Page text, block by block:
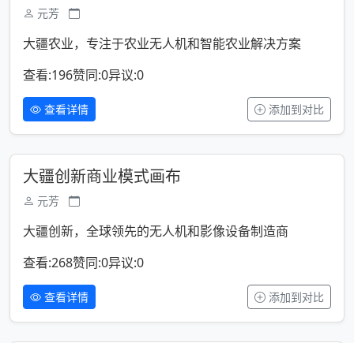
元芳
大疆农业，专注于农业无人机和智能农业解决方案
查看:196赞同:0异议:0
查看详情 添加到对比
大疆创新商业模式画布
元芳
大疆创新，全球领先的无人机和影像设备制造商
查看:268赞同:0异议:0
查看详情 添加到对比